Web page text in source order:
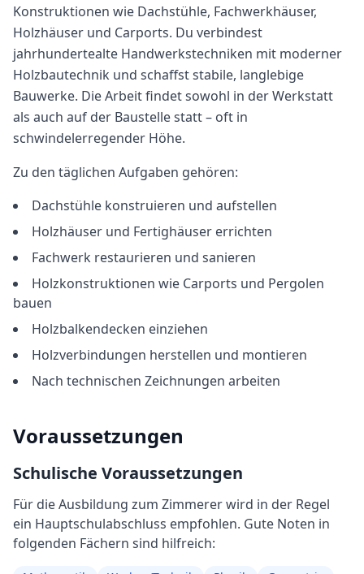
Konstruktionen wie Dachstühle, Fachwerkhäuser,
Holzhäuser und Carports. Du verbindest
jahrhundertealte Handwerkstechniken mit moderner
Holzbautechnik und schaffst stabile, langlebige
Bauwerke. Die Arbeit findet sowohl in der Werkstatt
als auch auf der Baustelle statt – oft in
schwindelerregender Höhe.
Zu den täglichen Aufgaben gehören:
Dachstühle konstruieren und aufstellen
Holzhäuser und Fertighäuser errichten
Fachwerk restaurieren und sanieren
Holzkonstruktionen wie Carports und Pergolen
bauen
Holzbalkendecken einziehen
Holzverbindungen herstellen und montieren
Nach technischen Zeichnungen arbeiten
Voraussetzungen
Schulische Voraussetzungen
Für die Ausbildung zum Zimmererwird in der Regel
ein Hauptschulabschluss empfohlen. Gute Noten in
folgenden Fächern sind hilfreich: